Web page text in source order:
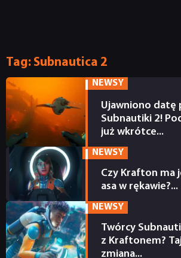
Tag: Subnautica 2
NEWSY
Ujawniono datę
Subnautiki 2!
już wkrótce...
NEWSY
Czy Krafton ma
asa w rękawie?...
NEWSY
Twórcy
z Kraftonem?
zmiana...